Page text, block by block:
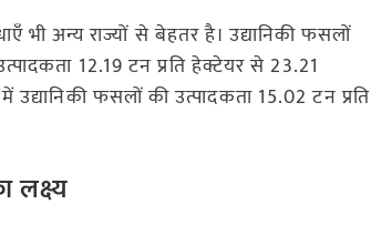
अन्य राज्यों से बेहतर है। उद्यानिकी फसलों
12.19 टन प्रति हेक्टेयर से 23.21
उद्यानिकी फसलों की उत्पादकता 15.02 टन प्रति
लक्ष्य